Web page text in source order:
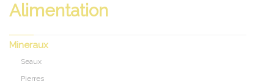
Alimentation
Mineraux
Seaux
Pierres